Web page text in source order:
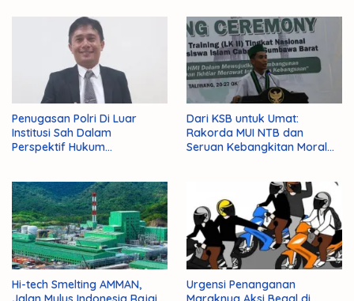
Penugasan Polri Di Luar
Institusi Sah Dalam
Perspektif Hukum
Dari KSB untuk Umat:
Rakorda MUI NTB dan
Seruan Kebangkitan Moral
Hi-tech Smelting AMMAN,
Urgensi Penanganan